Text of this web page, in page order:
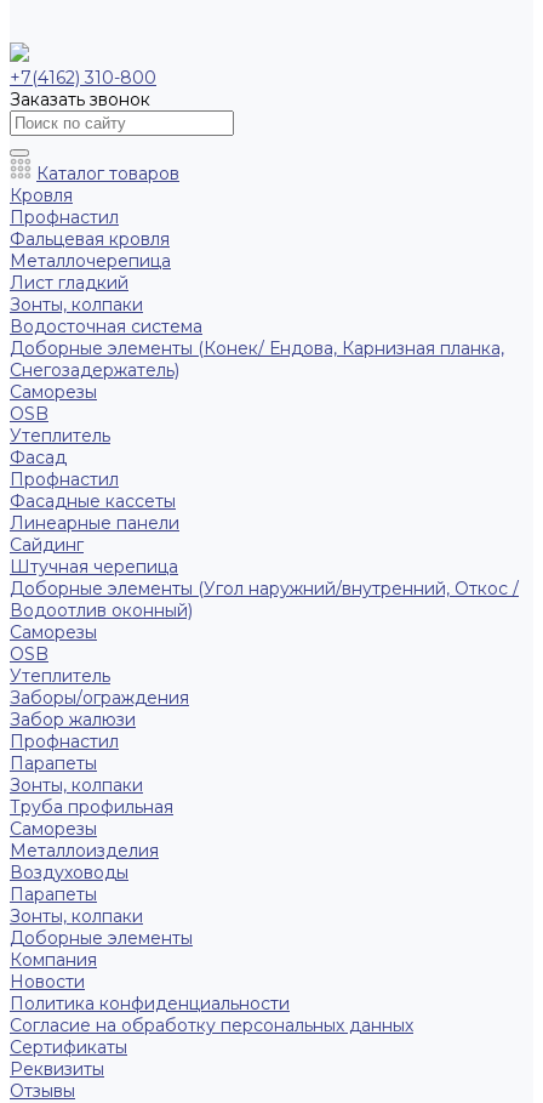
+7(4162) 310-800
Заказать звонок
Каталог товаров
Кровля
Профнастил
Фальцевая кровля
Металлочерепица
Лист гладкий
Зонты, колпаки
Водосточная система
Доборные элементы (Конек/ Ендова, Карнизная планка,
Снегозадержатель)
Саморезы
ОSB
Утеплитель
Фасад
Профнастил
Фасадные кассеты
Линеарные панели
Сайдинг
Штучная черепица
Доборные элементы (Угол наружний/внутренний, Откос /
Водоотлив оконный)
Саморезы
OSB
Утеплитель
Заборы/ограждения
Забор жалюзи
Профнастил
Парапеты
Зонты, колпаки
Труба профильная
Саморезы
Металлоизделия
Воздуховоды
Парапеты
Зонты, колпаки
Доборные элементы
Компания
Новости
Политика конфиденциальности
Согласие на обработку персональных данных
Сертификаты
Реквизиты
Отзывы